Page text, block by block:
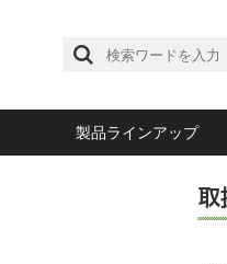
製品ラインアップ